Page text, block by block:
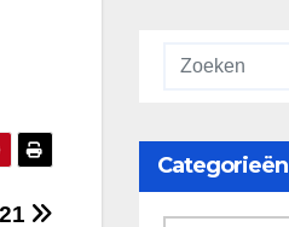
Categorieën